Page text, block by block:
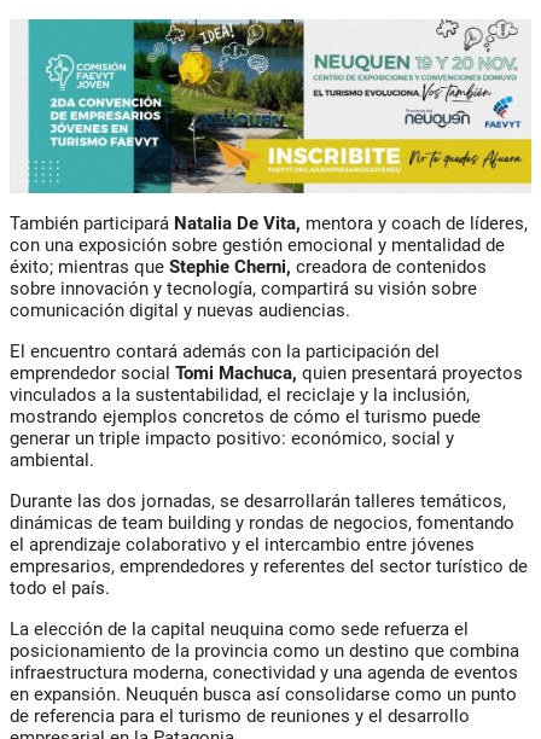
También participará Natalia De Vita, mentora y coach de líderes,
con una exposición sobre gestión emocional y mentalidad de
éxito; mientras que Stephie Cherni, creadora de contenidos
sobre innovación y tecnología, compartirá su visión sobre
comunicación digital y nuevas audiencias.
El encuentro contará además con la participación del
emprendedor social Tomi Machuca, quien presentará proyectos
vinculados a la sustentabilidad, el reciclaje y la inclusión,
mostrando ejemplos concretos de cómo el turismo puede
generar un triple impacto positivo: económico, social y
ambiental.
Durante las dos jornadas, se desarrollarán talleres temáticos,
dinámicas de team building y rondas de negocios, fomentando
el aprendizaje colaborativo y el intercambio entre jóvenes
empresarios, emprendedores y referentes del sector turístico de
todo el país.
La elección de la capital neuquina como sede refuerza el
posicionamiento de la provincia como un destino que combina
infraestructura moderna, conectividad y una agenda de eventos
en expansión. Neuquén busca así consolidarse como un punto
de referencia para el turismo de reuniones y el desarrollo